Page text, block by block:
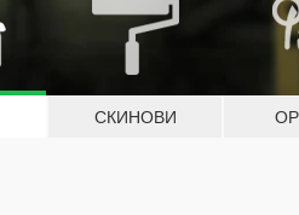
СКИНОВИ